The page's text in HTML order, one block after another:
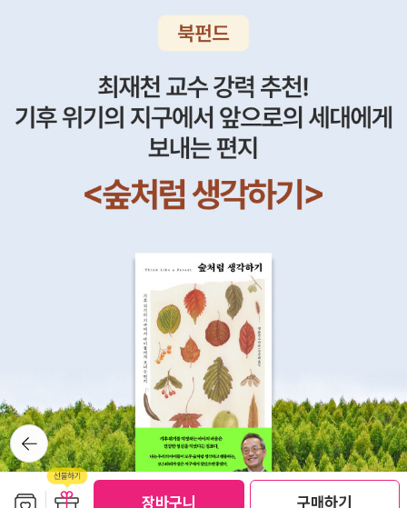
선물하기 장바구니 구매하기
적이고 더 안전하게 헤드리스 인터페이스를 사용하는 경우가 종
종 있다. 이 기능을 환경에 적용할 수 있는 부분을 살펴본다. 12
장, 'Hyper-V'에서는 가상화 인프라의 백엔드 인터페이스를 살
펴본다. 많은 서버 관리자가 실제 서버처럼 가상 머신에 접근하지
만, 백엔드 관리를 해야 하고 새로운 VM을 만들거나 몇 가지 설
정을 조정해야 할 시기가 올 것이다.
뒤로가
기